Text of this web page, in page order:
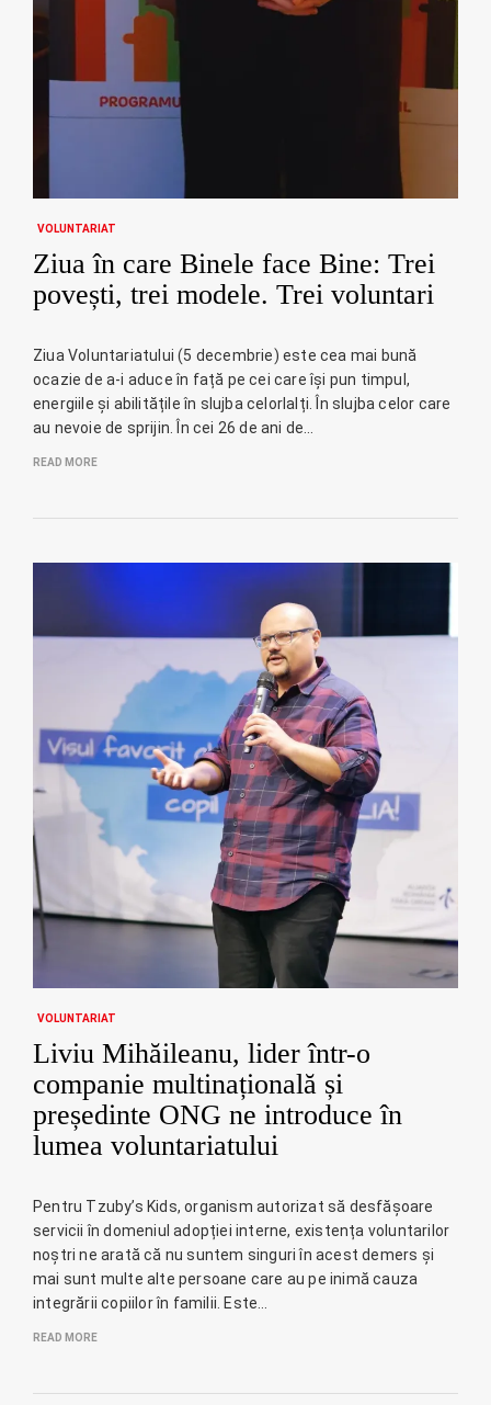
VOLUNTARIAT
Ziua în care Binele face Bine: Trei
povești, trei modele. Trei voluntari
Ziua Voluntariatului (5 decembrie) este cea mai bună
ocazie de a-i aduce în față pe cei care își pun timpul,
energiile și abilitățile în slujba celorlalți. În slujba celor care
au nevoie de sprijin. În cei 26 de ani de…
READ MORE
VOLUNTARIAT
Liviu Mihăileanu, lider într-o
companie multinațională și
președinte ONG ne introduce în
lumea voluntariatului
Pentru Tzuby’s Kids, organism autorizat să desfășoare
servicii în domeniul adopției interne, existența voluntarilor
noștri ne arată că nu suntem singuri în acest demers și
mai sunt multe alte persoane care au pe inimă cauza
integrării copiilor în familii. Este…
READ MORE